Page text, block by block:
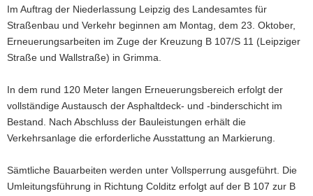
a
v
i
g
t
i
o
n
Im Auftrag der Niederlassung Leipzig des Landesamtes für
Straßenbau und Verkehr beginnen am Montag, dem 23. Oktober,
Erneuerungsarbeiten im Zuge der Kreuzung B 107/S 11 (Leipziger
Straße und Wallstraße) in Grimma.
In dem rund 120 Meter langen Erneuerungsbereich erfolgt der
vollständige Austausch der Asphaltdeck- und -binderschicht im
Bestand. Nach Abschluss der Bauleistungen erhält die
Verkehrsanlage die erforderliche Ausstattung an Markierung.
Sämtliche Bauarbeiten werden unter Vollsperrung ausgeführt. Die
Umleitungsführung in Richtung Colditz erfolgt auf der B 107 zur B